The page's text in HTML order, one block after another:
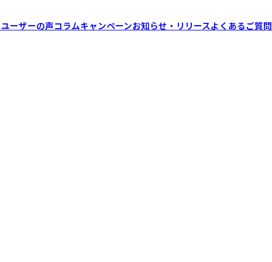
ユーザーの声コラムキャンペーンお知らせ・リリースよくあるご質問